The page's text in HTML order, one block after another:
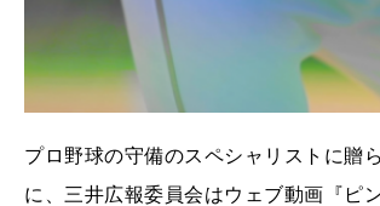
プロ野球の守備のスペシャリストに贈
に、三井広報委員会はウェブ動画『ピ